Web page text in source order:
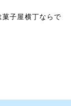
子屋横丁ならで